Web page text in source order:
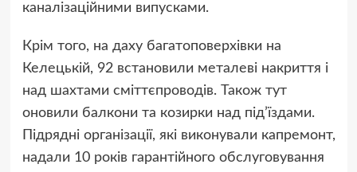
каналізаційними випусками.
Крім того, на даху багатоповерхівки на
Келецькій, 92 встановили металеві накриття і
над шахтами сміттєпроводів. Також тут
оновили балкони та козирки над під’їздами.
Підрядні організації, які виконували капремонт,
надали 10 років гарантійного обслуговування